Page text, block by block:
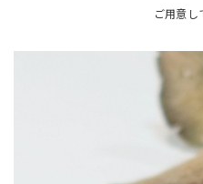
ご用意し